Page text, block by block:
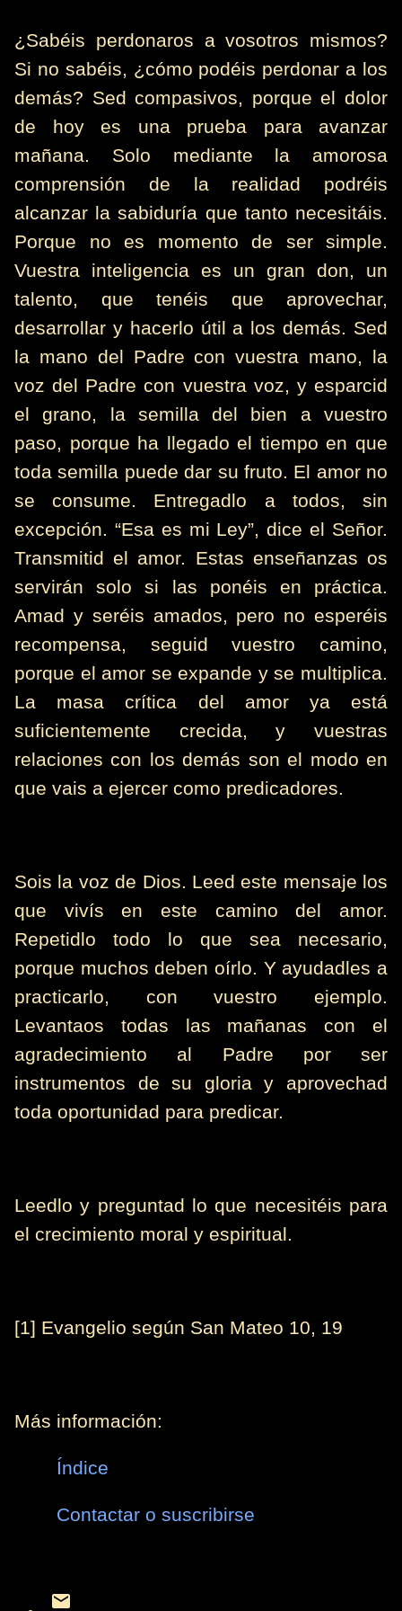
¿Sabéis perdonaros a vosotros mismos?
Si no sabéis, ¿cómo podéis perdonar a los
demás? Sed compasivos, porque el dolor
de hoy es una prueba para avanzar
mañana. Solo mediante la amorosa
comprensión de la realidad podréis
alcanzar la sabiduría que tanto necesitáis.
Porque no es momento de ser simple.
Vuestra inteligencia es un gran don, un
talento, que tenéis que aprovechar,
desarrollar y hacerlo útil a los demás. Sed
la mano del Padre con vuestra mano, la
voz del Padre con vuestra voz, y esparcid
el grano, la semilla del bien a vuestro
paso, porque ha llegado el tiempo en que
toda semilla puede dar su fruto. El amor no
se consume. Entregadlo a todos, sin
excepción. “Esa es mi Ley”, dice el Señor.
Transmitid el amor. Estas enseñanzas os
servirán solo si las ponéis en práctica.
Amad y seréis amados, pero no esperéis
recompensa, seguid vuestro camino,
porque el amor se expande y se multiplica.
La masa crítica del amor ya está
suficientemente crecida, y vuestras
relaciones con los demás son el modo en
que vais a ejercer como predicadores.
Sois la voz de Dios. Leed este mensaje los
que vivís en este camino del amor.
Repetidlo todo lo que sea necesario,
porque muchos deben oírlo. Y ayudadles a
practicarlo, con vuestro ejemplo.
Levantaos todas las mañanas con el
agradecimiento al Padre por ser
instrumentos de su gloria y aprovechad
toda oportunidad para predicar.
Leedlo y preguntad lo que necesitéis para
el crecimiento moral y espiritual.
[1] Evangelio según San Mateo 10, 19
Más información:
Índice
Contactar o suscribirse